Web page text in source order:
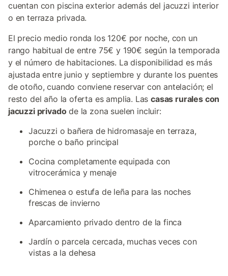
cuentan con piscina exterior además del jacuzzi interior
o en terraza privada.
El precio medio ronda los 120€ por noche, con un
rango habitual de entre 75€ y 190€ según la temporada
y el número de habitaciones. La disponibilidad es más
ajustada entre junio y septiembre y durante los puentes
de otoño, cuando conviene reservar con antelación; el
resto del año la oferta es amplia. Lascasas rurales con
jacuzzi privadode la zona suelen incluir:
Jacuzzi o bañera de hidromasaje en terraza,
porche o baño principal
Cocina completamente equipada con
vitrocerámica y menaje
Chimenea o estufa de leña para las noches
frescas de invierno
Aparcamiento privado dentro de la finca
Jardín o parcela cercada, muchas veces con
vistas a la dehesa